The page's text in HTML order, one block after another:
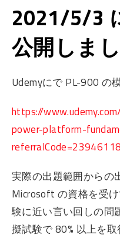
2021/5/3
公開しま
Udemyにで PL-900 の
https://
power-platform-
実際の出題範囲からの
Microsoft の資格を受
験に近い言い回しの問
擬試験で 80% 以上を